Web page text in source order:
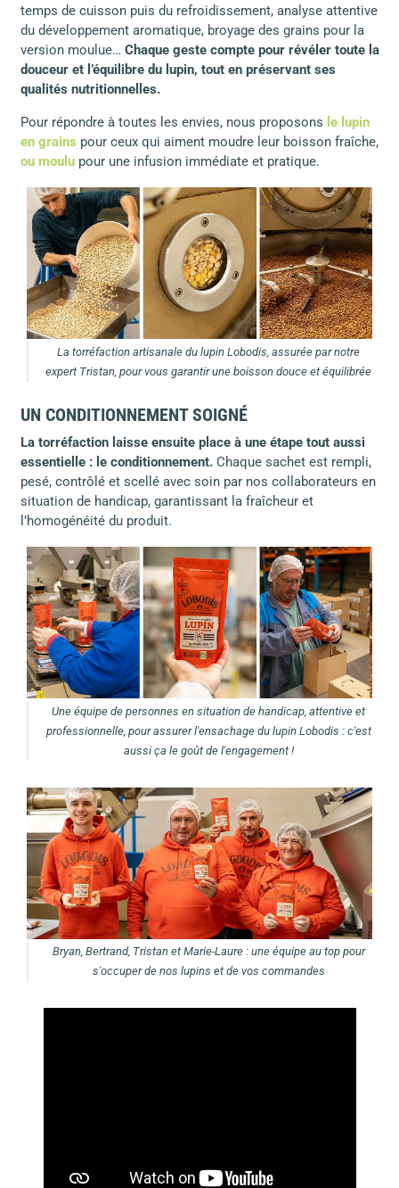
temps de cuisson puis du refroidissement, analyse attentive
du développement aromatique, broyage des grains pour la
version moulue… Chaque geste compte pour révéler toute la
douceur et l’équilibre du lupin, tout en préservant ses
qualités nutritionnelles.
Pour répondre à toutes les envies, nous proposons le lupin
en grains pour ceux qui aiment moudre leur boisson fraîche,
ou moulu pour une infusion immédiate et pratique.
La torréfaction artisanale du lupin Lobodis, assurée par notre
expert Tristan, pour vous garantir une boisson douce et équilibrée
UN CONDITIONNEMENT SOIGNÉ
La torréfaction laisse ensuite place à une étape tout aussi
essentielle : le conditionnement.Chaque sachet est rempli,
pesé, contrôlé et scellé avec soin par nos collaborateurs en
situation de handicap, garantissant la fraîcheur et
l’homogénéité du produit.
Une équipe de personnes en situation de handicap, attentive et
professionnelle, pour assurer l'ensachage du lupin Lobodis : c'est
aussi ça le goût de l'engagement !
Bryan, Bertrand, Tristan et Marie-Laure : une équipe au top pour
s'occuper de nos lupins et de vos commandes